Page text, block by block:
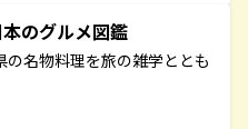
のグルメ図鑑
の名物料理を旅の雑学ととも